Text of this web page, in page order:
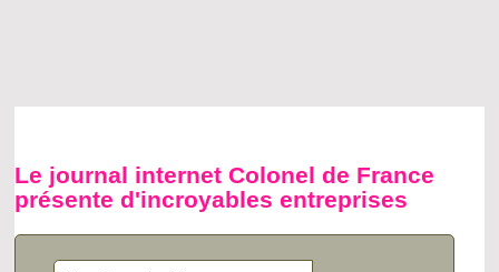
Le journal internet Colonel de France
présente d'incroyables entreprises